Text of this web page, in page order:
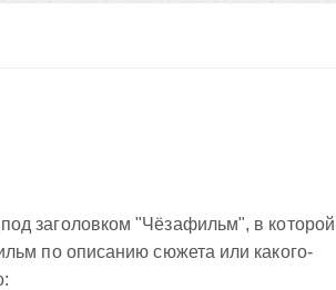
заголовком "Чёзафильм", в которой
по описанию сюжета или какого-